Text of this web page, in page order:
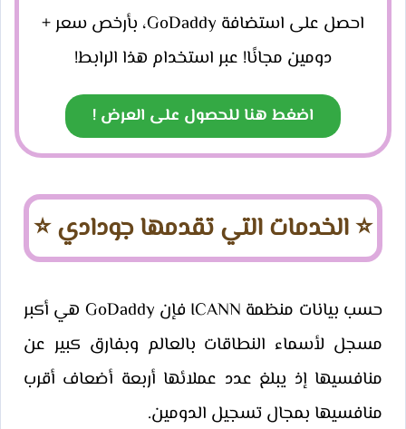
احصل على استضافة GoDaddy، بأرخص سعر +
دومين مجانًا! عبر استخدام هذا الرابط!
اضغط هنا للحصول على العرض !
⭐​ الخدمات التي تقدمها جودادي ⭐​
حسب بيانات منظمة ICANN فإن GoDaddy هي أكبر
مسجل لأسماء النطاقات بالعالم وبفارق كبير عن
منافسيها إذ يبلغ عدد عملائها أربعة أضعاف أقرب
منافسيها بمجال تسجيل الدومين.